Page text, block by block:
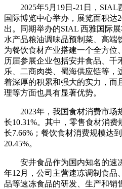
2025年5月19日-21日，SIAL
国际博览中心举办，展览面积达
出。同期举办的SIAL 西雅国际
水产品粮油调味品预制菜、高端
为餐饮食材产业搭建一个全方位
历届参展企业包括安井食品、千
乐、二商肉类、蜀海供应链等，
着深厚的积累和强大的实力，而
理等方面也具有显著优势。
2023年，我国食材消费市场
长10.31%。其中，零售食材消费
长7.66%；餐饮食材消费规模达
20.45%。
安井食品作为国内知名的速冻
年12月，公司主营速冻调制食品
品等速冻食品的研发、生产和销